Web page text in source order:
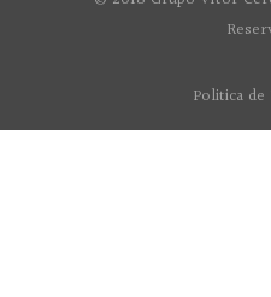
Politica de